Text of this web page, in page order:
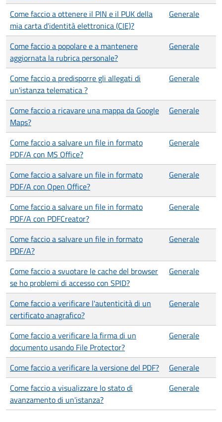
Come faccio a ottenere il PIN e il PUK della
mia carta d'identità elettronica (CIE)?
Generale
Come faccio a popolare e a mantenere
aggiornata la rubrica personale?
Generale
Come faccio a predisporre gli allegati di
un'istanza telematica ?
Generale
Come faccio a ricavare una mappa da Google
Maps?
Generale
Come faccio a salvare un file in formato
PDF/A con MS Office?
Generale
Come faccio a salvare un file in formato
PDF/A con Open Office?
Generale
Come faccio a salvare un file in formato
PDF/A con PDFCreator?
Generale
Come faccio a salvare un file in formato
PDF/A?
Generale
Come faccio a svuotare le cache del browser
se ho problemi di accesso con SPID?
Generale
Come faccio a verificare l'autenticità di un
certificato anagrafico?
Generale
Come faccio a verificare la firma di un
documento usando File Protector?
Generale
Come faccio a verificare la versione del PDF?
Generale
Come faccio a visualizzare lo stato di
avanzamento di un'istanza?
Generale